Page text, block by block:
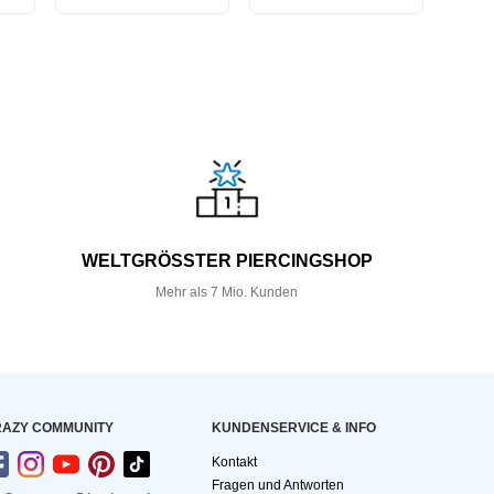
WELTGRÖSSTER PIERCINGSHOP
Mehr als 7 Mio. Kunden
COMMUNITY KUNDEN­SERVICE & INFO
Kontakt
Fragen und Antworten